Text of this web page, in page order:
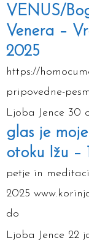
VENUS/
Venera –
2025
https://
pripovedne-
Ljoba Jence 30
glas je
otoku Ižu –
petje in
2025
do
Ljoba Jence 22